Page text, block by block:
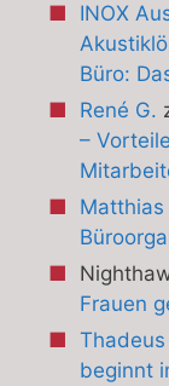
INOX
Büro:
René G.
–
Matthias
Frauen
beginnt